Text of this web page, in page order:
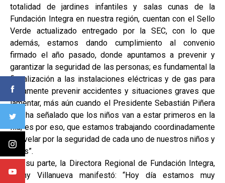
totalidad de jardines infantiles y salas cunas de la
Fundación Integra en nuestra región, cuentan con el Sello
Verde actualizado entregado por la SEC, con lo que
además, estamos dando cumplimiento al convenio
firmado el año pasado, donde apuntamos a prevenir y
garantizar la seguridad de las personas; es fundamental la
fiscalización a las instalaciones eléctricas y de gas para
justamente prevenir accidentes y situaciones graves que
lamentar, más aún cuando el Presidente Sebastián Piñera
nos ha señalado que los niños van a estar primeros en la
fila, es por eso, que estamos trabajando coordinadamente
por velar por la seguridad de cada uno de nuestros niños y
niñas”.
Por su parte, la Directora Regional de Fundación Integra,
Yenny Villanueva manifestó: “Hoy día estamos muy